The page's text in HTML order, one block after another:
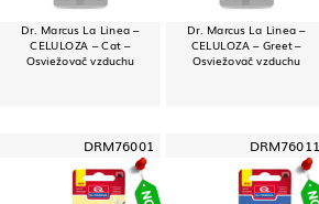
Dr. Marcus La Linea –
CELULOZA – Cat –
Osviežovač vzduchu
Dr. Marcus La Linea –
CELULOZA – Greet –
Osviežovač vzduchu
DRM76001 DRM76011